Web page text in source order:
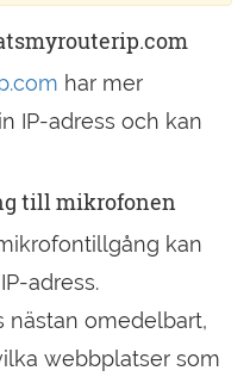
har mer
IP-adress och kan
till mikrofonen
kan
adress.
nästan omedelbart,
webbplatser som